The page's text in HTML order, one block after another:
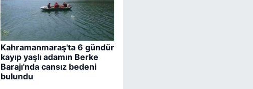
Kahramanmaraş'ta 6 gündür
kayıp yaşlı adamın Berke
Barajı'nda cansız bedeni
bulundu